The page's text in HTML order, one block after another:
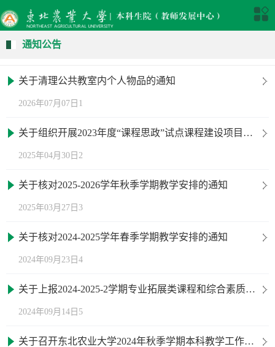
通知公告
关于清理公共教室内个人物品的通知
2026年07月07日1
关于组织开展2023年度“课程思政”试点课程建设项目结题验收工作的通知
2025年04月30日2
关于核对2025-2026学年秋季学期教学安排的通知
2025年03月27日3
关于核对2024-2025学年春季学期教学安排的通知
2024年09月23日4
关于上报2024-2025-2学期专业拓展类课程和综合素质类课程课源的通知
2024年09月14日5
关于召开东北农业大学2024年秋季学期本科教学工作会议暨审核评估工作推进会的通知